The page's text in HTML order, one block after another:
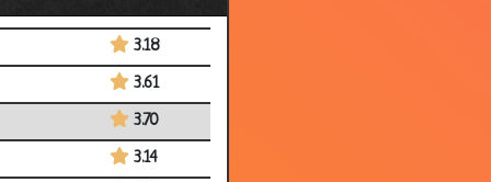
3.18
3.61
3.70
3.14